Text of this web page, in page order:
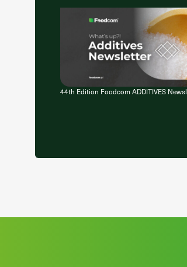
44th Edition Foodcom ADDITIVES